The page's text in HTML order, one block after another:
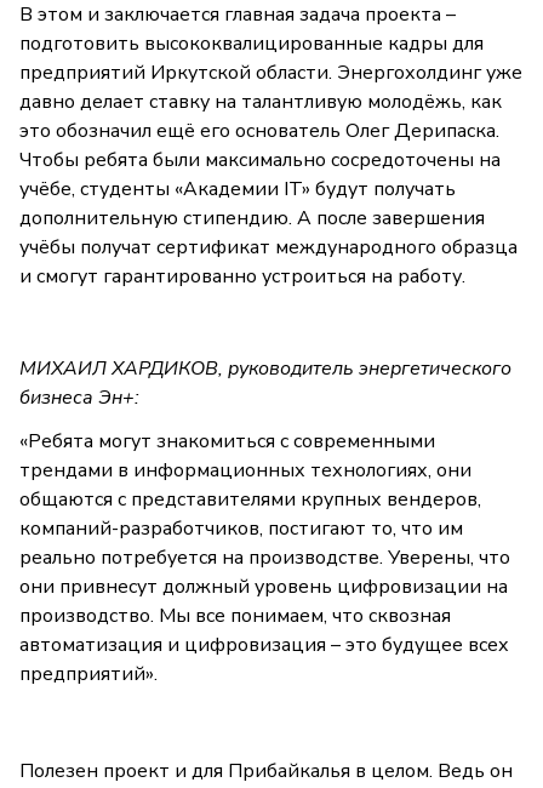
В этом и заключается главная задача проекта –
подготовить высококвалицированные кадры для
предприятий Иркутской области. Энергохолдинг уже
давно делает ставку на талантливую молодёжь, как
это обозначил ещё его основатель Олег Дерипаска.
Чтобы ребята были максимально сосредоточены на
учёбе, студенты «Академии IT» будут получать
дополнительную стипендию. А после завершения
учёбы получат сертификат международного образца
и смогут гарантированно устроиться на работу.
МИХАИЛ ХАРДИКОВ, руководитель энергетического
бизнеса Эн+:
«Ребята могут знакомиться с современными
трендами в информационных технологиях, они
общаются с представителями крупных вендеров,
компаний-разработчиков, постигают то, что им
реально потребуется на производстве. Уверены, что
они привнесут должный уровень цифровизации на
производство. Мы все понимаем, что сквозная
автоматизация и цифровизация – это будущее всех
предприятий».
Полезен проект и для Прибайкалья в целом. Ведь он